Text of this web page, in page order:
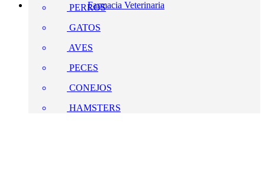
Farmacia Veterinaria
PERROS
GATOS
AVES
PECES
CONEJOS
HAMSTERS